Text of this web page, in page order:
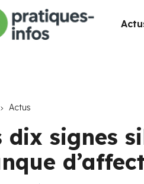
Actus
dix signes